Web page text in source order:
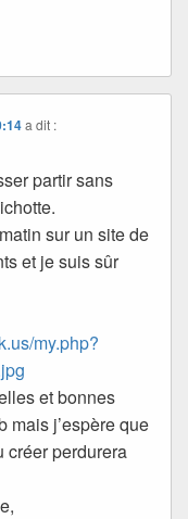
a dit :
partir sans
sur un site de
et je suis sûr
my.php?
et bonnes
mais j’espère que
créer perdurera